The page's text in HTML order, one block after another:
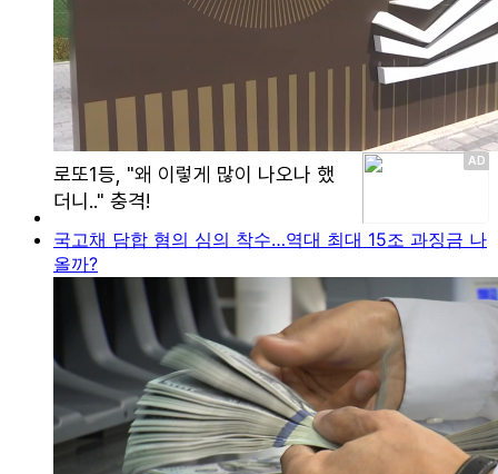
국고채 담합 혐의 심의 착수…역대 최대 15조 과징금 나
올까?